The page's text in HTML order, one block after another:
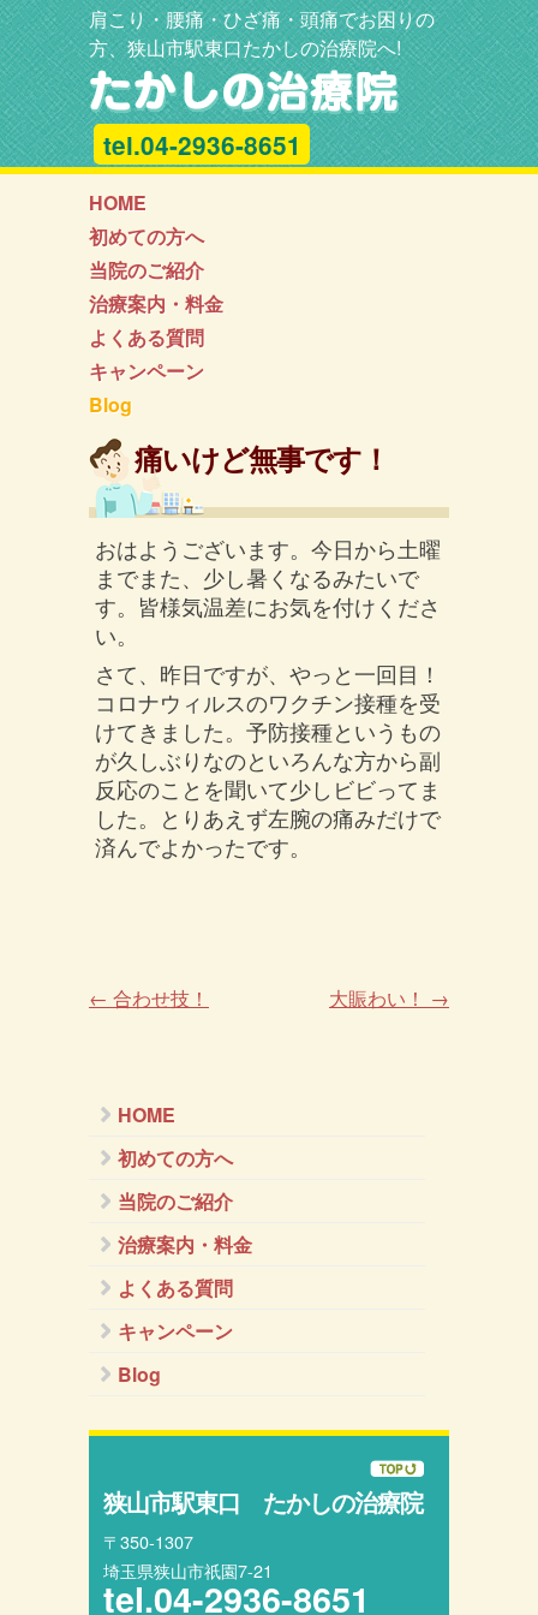
肩こり・腰痛・ひざ痛・頭痛でお困りの
方、狭山市駅東口たかしの治療院へ!
tel.04-2936-8651
HOME
初めての方へ
当院のご紹介
治療案内・料金
よくある質問
キャンペーン
Blog
痛いけど無事です！
おはようございます。今日から土曜
までまた、少し暑くなるみたいで
す。皆様気温差にお気を付けくださ
い。
さて、昨日ですが、やっと一回目！
コロナウィルスのワクチン接種を受
けてきました。予防接種というもの
が久しぶりなのといろんな方から副
反応のことを聞いて少しビビってま
した。とりあえず左腕の痛みだけで
済んでよかったです。
← 合わせ技！ 大賑わい！ →
HOME
初めての方へ
当院のご紹介
治療案内・料金
よくある質問
キャンペーン
Blog
狭山市駅東口 たかしの治療院
〒350-1307
埼玉県狭山市祇園7-21
tel.04-2936-8651